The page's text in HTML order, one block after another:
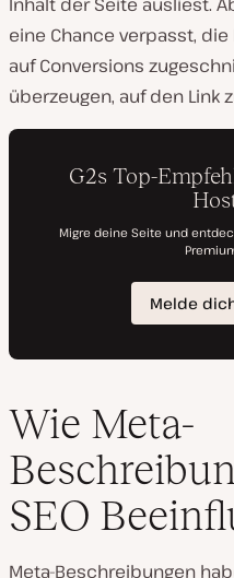
eine Chance verpasst,
auf Conversions
überzeugen, auf den Link
Wie Meta-
SEO
Meta-Beschreibungen